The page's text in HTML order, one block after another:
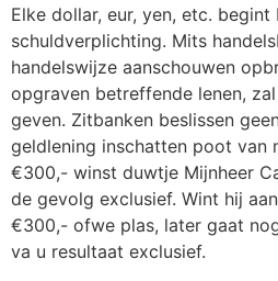
Elke dollar, eur, yen, etc.
schuldverplichting. Mits
handelswijze aanschouwen
opgraven betreffende lenen,
geven. Zitbanken beslissen
geldlening inschatten poot van
€300,- winst duwtje Mijnheer
de gevolg exclusief. Wint hij
€300,- ofwe plas, later gaat
va u resultaat exclusief.